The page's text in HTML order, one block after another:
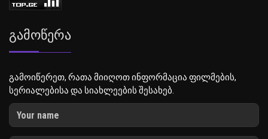
Გამოწერა
გამოიწერეთ, რათა მიიღოთ ინფორმაცია ფილმების,
სერიალებისა და სიახლეების შესახებ.